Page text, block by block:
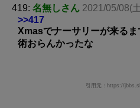
419: 名無しさん 2021/05/08(
>>417
Xmasでナーサリーが来る
術おらんかったな
引用元：https://